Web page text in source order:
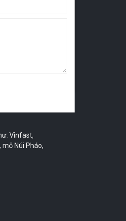
nhà cung
Vinfast,
mỏ Núi Pháo,